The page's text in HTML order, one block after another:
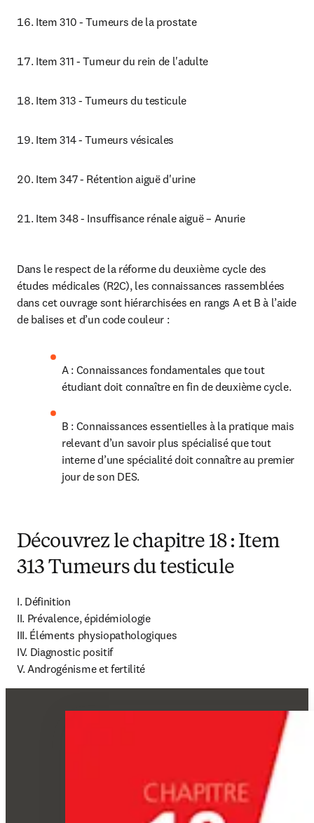
Item 310 - Tumeurs de la prostate
Item 311 - Tumeur du rein de l'adulte
Item 313 - Tumeurs du testicule
Item 314 - Tumeurs vésicales
Item 347 - Rétention aiguë d'urine
Item 348 - Insuffisance rénale aiguë – Anurie
Dans le respect de la réforme du deuxième cycle des
études médicales (R2C), les connaissances rassemblées
dans cet ouvrage sont hiérarchisées en rangs A et B à l’aide
de balises et d’un code couleur :
A : Connaissances fondamentales que tout
étudiant doit connaître en fin de deuxième cycle.
B : Connaissances essentielles à la pratique mais
relevant d’un savoir plus spécialisé que tout
interne d’une spécialité doit connaître au premier
jour de son DES.
Découvrez le chapitre 18 : Item
313 Tumeurs du testicule
I. Définition
II. Prévalence, épidémiologie
III. Éléments physiopathologiques
IV. Diagnostic positif
V. Androgénisme et fertilité